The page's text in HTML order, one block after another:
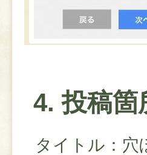
4. 投稿箇
タイトル：穴